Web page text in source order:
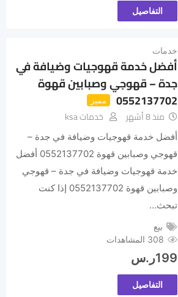
التفاصيل
خدمات
أفضل خدمة قهوجيات وضيافة في
جدة – قهوجي وصبابين قهوة
0552137702
مميز
منذ 8 أشهر خدمات ksa
أفضل خدمة قهوجيات وضيافة في جدة –
قهوجي وصبابين قهوة 0552137702 أفضل
خدمة قهوجيات وضيافة في جدة – قهوجي
وصبابين قهوة 0552137702 إذا كنت
تبحث…
بيع
308 المشاهدات
199ر.س
التفاصيل